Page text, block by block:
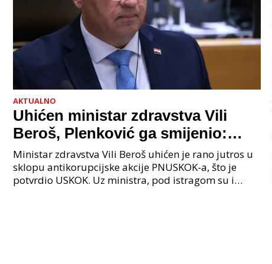
AKTUALNO
Uhićen ministar zdravstva Vili
Beroš, Plenković ga smijenio:
Istraga USKOK-a zbog korupcije
Ministar zdravstva Vili Beroš uhićen je rano jutros u
sklopu antikorupcijske akcije PNUSKOK-a, što je
potvrdio USKOK. Uz ministra, pod istragom su i